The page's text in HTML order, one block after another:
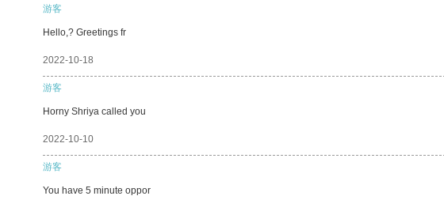
游客
Hello,? Greetings fr
2022-10-18
游客
Horny Shriya called you
2022-10-10
游客
You have 5 minute oppor